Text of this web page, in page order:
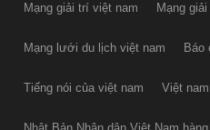
Mạng giải trí việt nam Mạng
Mạng lưới du lịch việt nam Báo
Tiếng nói của việt nam Việt